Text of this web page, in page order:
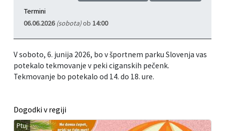
Termini
06.06.2026(sobota)ob 14:00
V soboto, 6. junija 2026, bo v športnem parku Slovenja vas
potekalo tekmovanje v peki ciganskih pečenk.
Tekmovanje bo potekalo od 14. do 18. ure.
Dogodki v regiji
Ptuj
Napovedniki SIP TV